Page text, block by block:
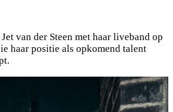
van der Steen met haar liveband op
haar positie als opkomend talent